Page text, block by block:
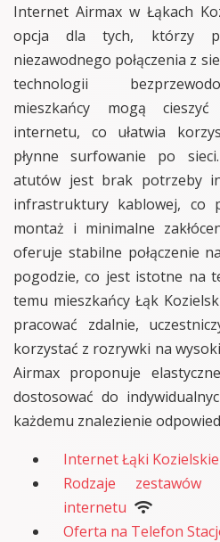
Internet Airmax w Łąkach
opcja dla tych, którzy
niezawodnego połączenia z
technologii
mieszkańcy mogą
internetu, co ułatwia
płynne surfowanie po
atutów jest brak potrzeby
infrastruktury kablowej, co
montaż i minimalne
oferuje stabilne połączenie
pogodzie, co jest istotne na
temu mieszkańcy Łąk
pracować zdalnie,
korzystać z rozrywki na
Airmax proponuje
dostosować do
każdemu znalezienie
Internet Łąki
Rodzaje zestawów
internetu
Oferta na Telefon